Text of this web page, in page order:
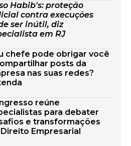
Habib's: proteção
contra execuções
ser inútil, diz
em RJ
chefe pode obrigar você
posts da
nas suas redes?
reúne
para debater
e transformações
Empresarial